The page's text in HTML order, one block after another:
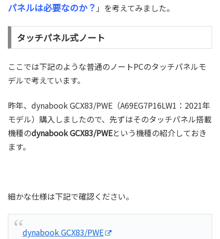
パネルは必要なのか？ 」を考えてみました。
タッチパネル式ノート
ここでは下記のような普通のノートPCのタッチパネルモ
デルで考えています。
昨年、dynabook GCX83/PWE（A69EG7P16LW1：2021年
モデル）購入しましたので、先ずはそのタッチパネル搭載
機種のdynabook GCX83/PWEという機種の紹介しておき
ます。
細かな仕様は下記で確認ください。
dynabook GCX83/PWE